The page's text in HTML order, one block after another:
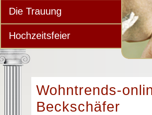
Die Trauung
Hochzeitsfeier
Wohntrends-
Beckschäfer